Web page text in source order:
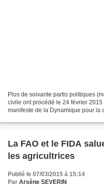
Plus de soixante partis politiques
civile ont procédé le 24 février
manifeste de la Dynamique pour la
La FAO et le FIDA
les agricultrices
Publié le 07/03/2015 à 15:14
Par Arsène SEVERIN